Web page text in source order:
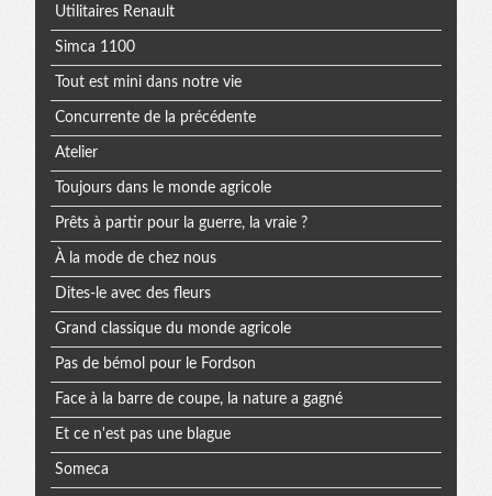
Utilitaires Renault
Simca 1100
Tout est mini dans notre vie
Concurrente de la précédente
Atelier
Toujours dans le monde agricole
Prêts à partir pour la guerre, la vraie ?
À la mode de chez nous
Dites-le avec des fleurs
Grand classique du monde agricole
Pas de bémol pour le Fordson
Face à la barre de coupe, la nature a gagné
Et ce n'est pas une blague
Someca